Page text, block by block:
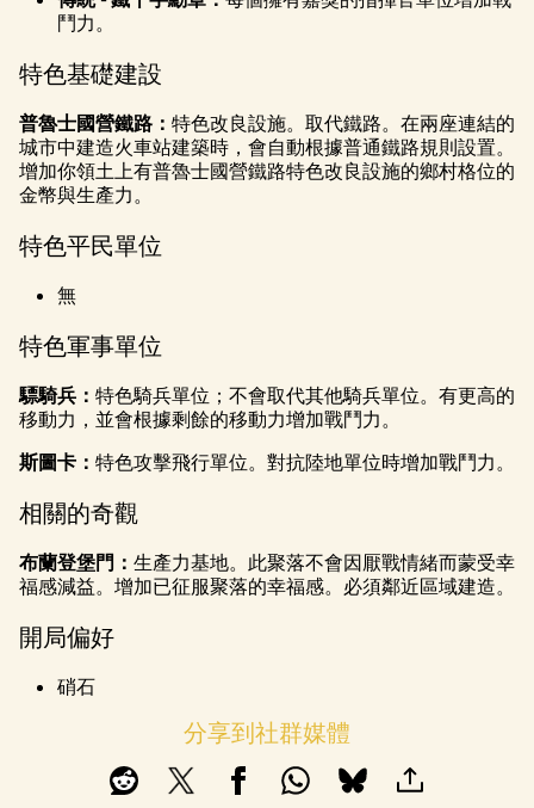
鬥力。
特色基礎建設
普魯士國營鐵路： 特色改良設施。取代鐵路。在兩座連結的
城市中建造火車站建築時，會自動根據普通鐵路規則設置。
增加你領土上有普魯士國營鐵路特色改良設施的鄉村格位的
金幣與生產力。
特色平民單位
無
特色軍事單位
驃騎兵： 特色騎兵單位；不會取代其他騎兵單位。有更高的
移動力，並會根據剩餘的移動力增加戰鬥力。
斯圖卡： 特色攻擊飛行單位。對抗陸地單位時增加戰鬥力。
相關的奇觀
布蘭登堡門： 生產力基地。此聚落不會因厭戰情緒而蒙受幸
福感減益。增加已征服聚落的幸福感。必須鄰近區域建造。
開局偏好
硝石
分享到社群媒體